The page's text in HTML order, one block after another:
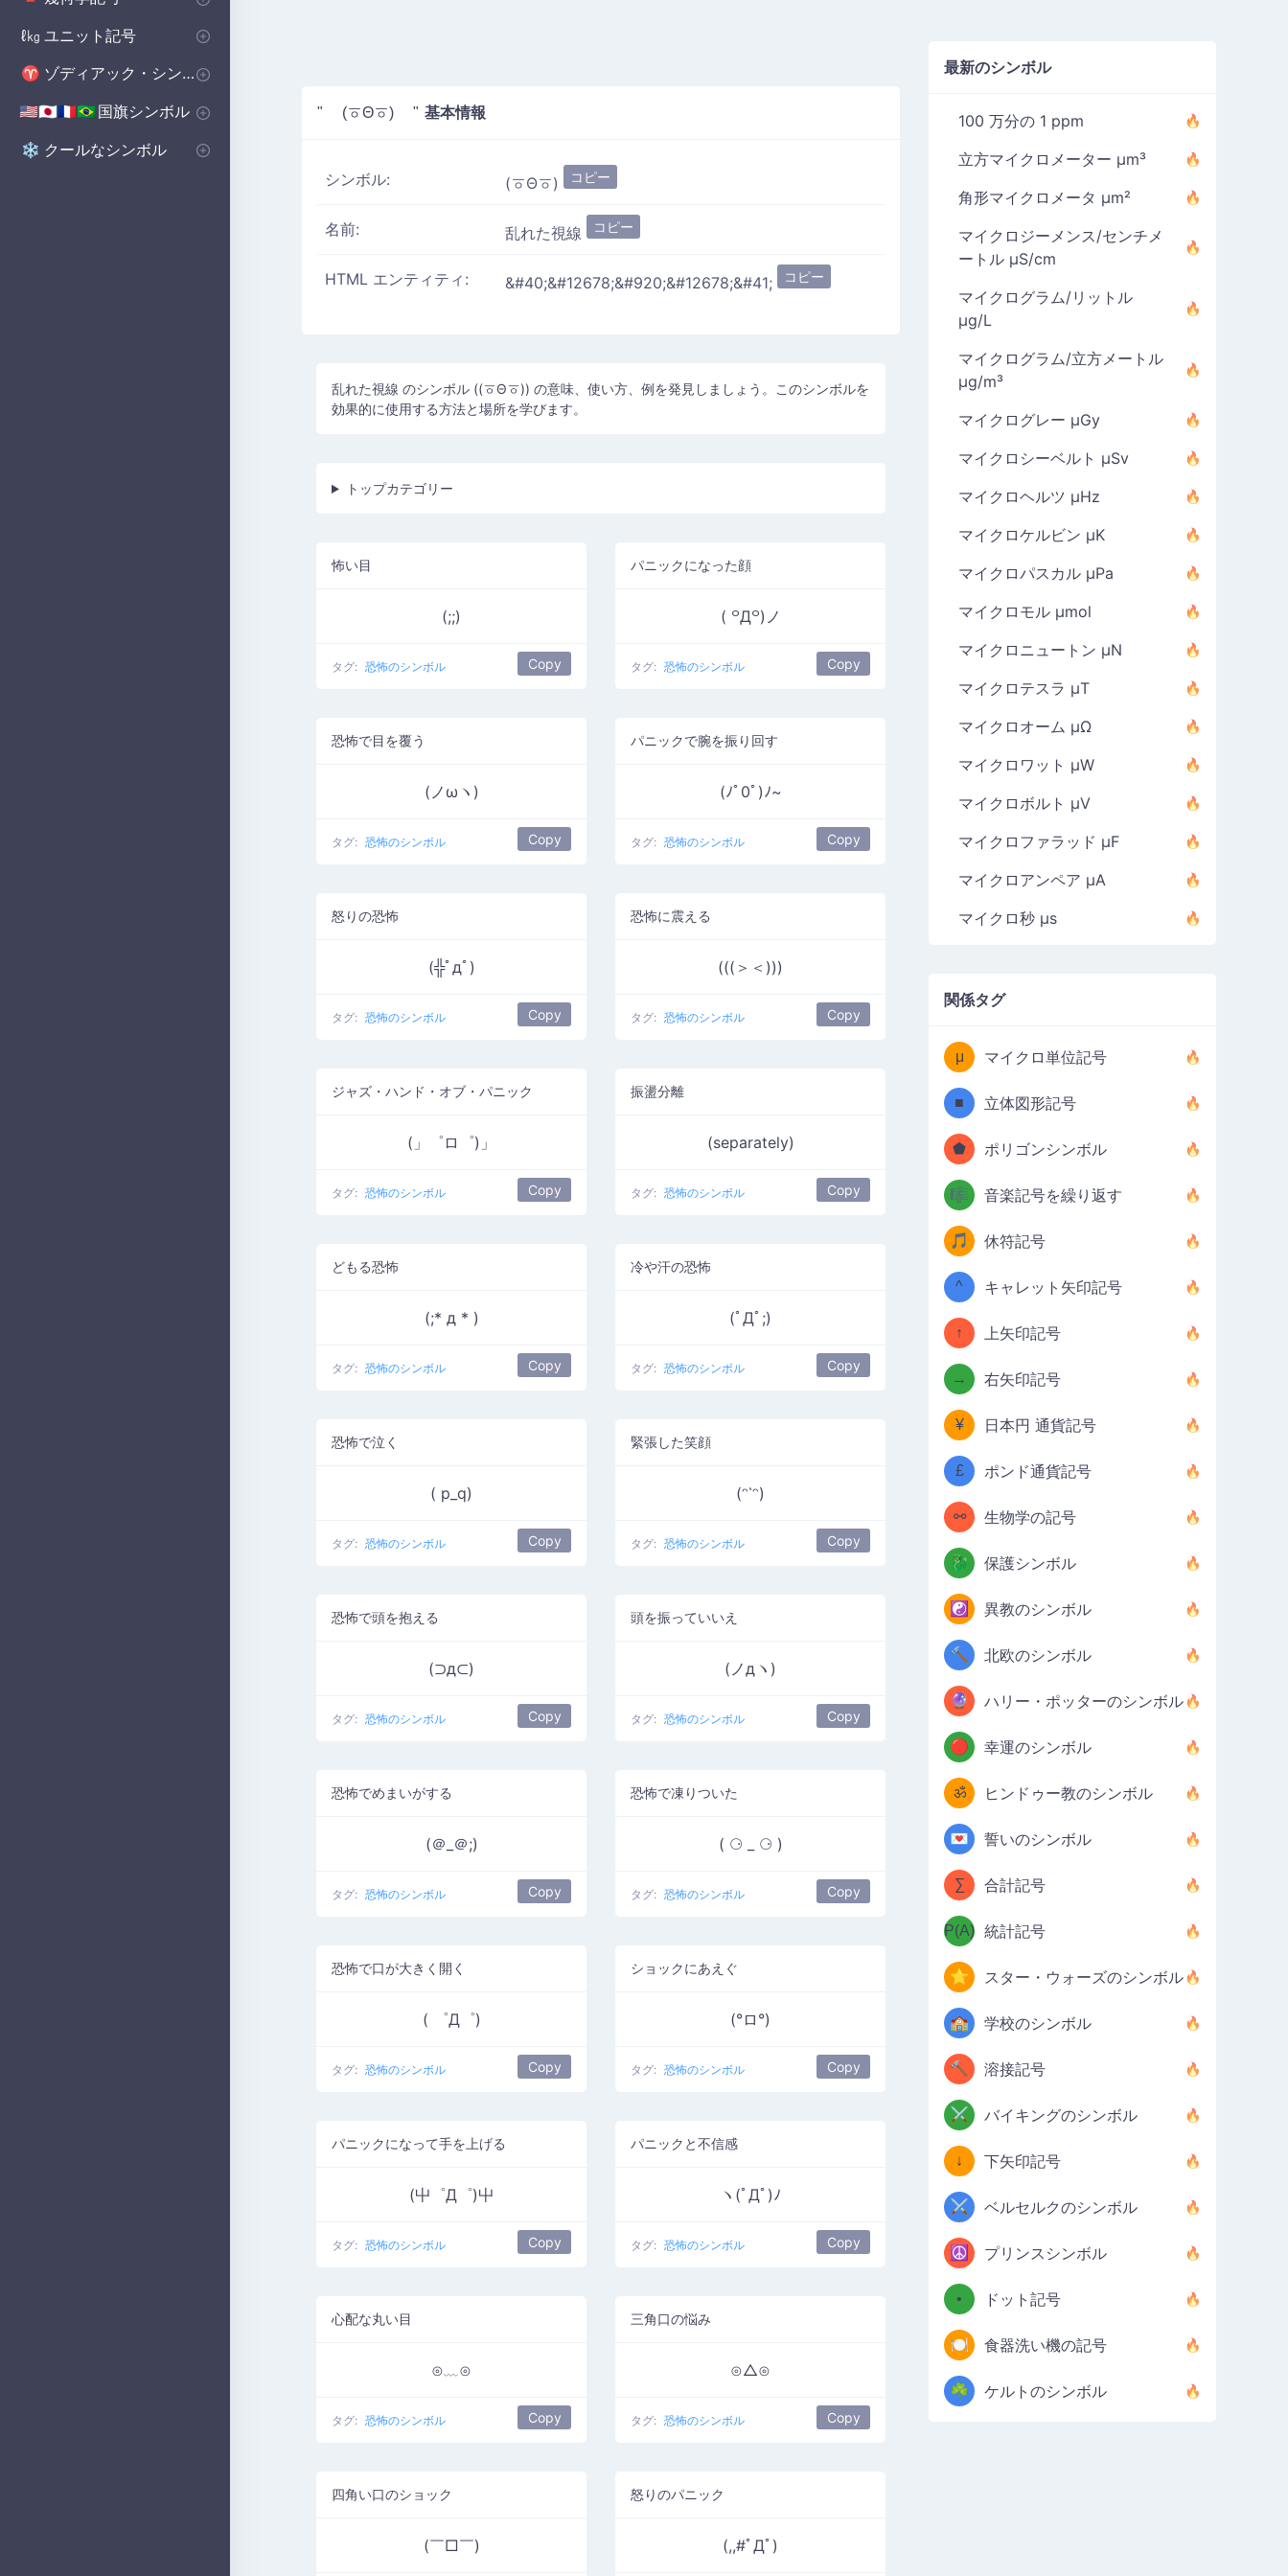
" (ㆆΘㆆ) " 基本情報
シンボル: (ㆆΘㆆ) コピー
名前: 乱れた視線 コピー
HTML エンティティ: &#40;&#12678;&#920;&#12678;&#41; コピー
乱れた視線 のシンボル ((ㆆΘㆆ)) の意味、使い方、例を発見しましょう。このシンボルを
効果的に使用する方法と場所を学びます。
トップカテゴリー
怖い目
(;;)
タグ: 恐怖のシンボル Copy
パニックになった顔
( ꒪Д꒪)ノ
タグ: 恐怖のシンボル Copy
恐怖で目を覆う
(ノωヽ)
タグ: 恐怖のシンボル Copy
パニックで腕を振り回す
(ﾉﾟ0ﾟ)ﾉ~
タグ: 恐怖のシンボル Copy
怒りの恐怖
(╬ﾟдﾟ)
タグ: 恐怖のシンボル Copy
恐怖に震える
(((＞＜)))
タグ: 恐怖のシンボル Copy
ジャズ・ハンド・オブ・パニック
(」゜ロ゜)」
タグ: 恐怖のシンボル Copy
振盪分離
(separately)
タグ: 恐怖のシンボル Copy
どもる恐怖
(;* д * )
タグ: 恐怖のシンボル Copy
冷や汗の恐怖
(ﾟДﾟ;)
タグ: 恐怖のシンボル Copy
恐怖で泣く
( p_q)
タグ: 恐怖のシンボル Copy
緊張した笑顔
(ᵔ῾ᵔ)
タグ: 恐怖のシンボル Copy
恐怖で頭を抱える
(⊃д⊂)
タグ: 恐怖のシンボル Copy
頭を振っていいえ
(ノдヽ)
タグ: 恐怖のシンボル Copy
恐怖でめまいがする
(＠_＠;)
タグ: 恐怖のシンボル Copy
恐怖で凍りついた
( ⚆ _ ⚆ )
タグ: 恐怖のシンボル Copy
恐怖で口が大きく開く
( ゜Д゜)
タグ: 恐怖のシンボル Copy
ショックにあえぐ
(°ロ°)
タグ: 恐怖のシンボル Copy
パニックになって手を上げる
(屮゜Д゜)屮
タグ: 恐怖のシンボル Copy
パニックと不信感
ヽ(ﾟДﾟ)ﾉ
タグ: 恐怖のシンボル Copy
心配な丸い目
⊙﹏⊙
タグ: 恐怖のシンボル Copy
三角口の悩み
⊙△⊙
タグ: 恐怖のシンボル Copy
四角い口のショック
(￣□￣)
怒りのパニック
(,,#ﾟДﾟ)
最新のシンボル
100 万分の 1 ppm
立方マイクロメーター µm³
角形マイクロメータ µm²
マイクロジーメンス/センチメ
ートル µS/cm
マイクログラム/リットル
µg/L
マイクログラム/立方メートル
µg/m³
マイクログレー µGy
マイクロシーベルト µSv
マイクロヘルツ µHz
マイクロケルビン µK
マイクロパスカル µPa
マイクロモル µmol
マイクロニュートン µN
マイクロテスラ µT
マイクロオーム µΩ
マイクロワット µW
マイクロボルト µV
マイクロファラッド µF
マイクロアンペア µA
マイクロ秒 µs
関係タグ
μ マイクロ単位記号
■ 立体図形記号
⬟ ポリゴンシンボル
🎼 音楽記号を繰り返す
🎵 休符記号
^ キャレット矢印記号
↑ 上矢印記号
→ 右矢印記号
¥ 日本円 通貨記号
£ ポンド通貨記号
⚯ 生物学の記号
🐉 保護シンボル
☯️ 異教のシンボル
🔨 北欧のシンボル
🔮 ハリー・ポッターのシンボル
🔴 幸運のシンボル
ॐ ヒンドゥー教のシンボル
💌 誓いのシンボル
∑ 合計記号
P(A) 統計記号
⭐ スター・ウォーズのシンボル
🏫 学校のシンボル
🔨 溶接記号
⚔️ バイキングのシンボル
↓ 下矢印記号
⚔️ ベルセルクのシンボル
☮️ プリンスシンボル
• ドット記号
🍽️ 食器洗い機の記号
☘️ ケルトのシンボル
🔺 基本図形
⬟ ポリゴンシンボル
■ 立体図形記号
ℓ㎏ ユニット記号
📏 体積単位 記号
μ マイクロ単位記号
♈ ゾディアック・シンボル
♈ 西洋の星座シンボル
🇺🇸🇯🇵🇫🇷🇧🇷 国旗シンボル
の 国のシンボル
🇺🇸🇬🇧🇨🇳国旗シンボル
❄️ クールなシンボル